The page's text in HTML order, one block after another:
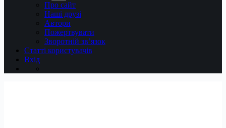
Про сайт
Наші друзі
Автори
Пожертвувати
Зворотній зв’язок
Статті користувачів
Вхід